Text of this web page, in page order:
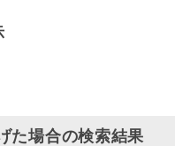
た場合の検索結果